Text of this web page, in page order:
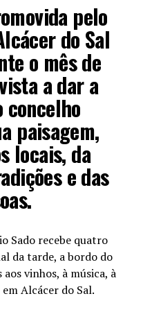
pelo
do Sal
o mês de
a dar a
concelho
paisagem,
locais, da
e das
Sado recebe quatro
da tarde, a bordo do
vinhos, à música, à
Alcácer do Sal.